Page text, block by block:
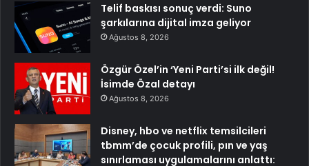
Telif baskısı sonuç verdi: Suno
şarkılarına dijital imza geliyor
Ağustos 8, 2026
Özgür Özel’in ‘Yeni Parti’si ilk değil!
İsimde Özal detayı
Ağustos 8, 2026
Disney, hbo ve netflix temsilcileri
tbmm’de çocuk profili, pın ve yaş
sınırlaması uygulamalarını anlattı: